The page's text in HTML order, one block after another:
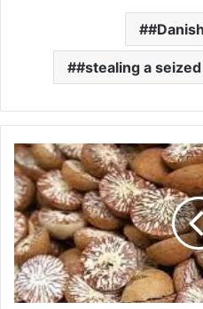
#stealing a